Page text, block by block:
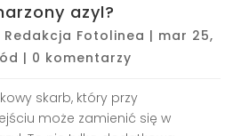
azyl?
Redakcja Fotolinea | mar 25,
| 0 komentarzy
skarb, który przy
może zamienić się w